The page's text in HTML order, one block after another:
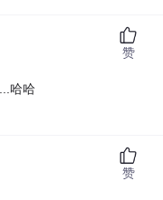
哈哈
赞
赞